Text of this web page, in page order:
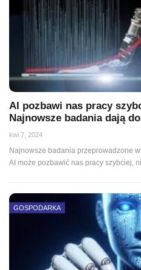
AI pozbawi nas pracy
Najnowsze badania dają
kwi 7, 2024
Najnowsze badania przeprowadzone
AI może pozbawić nas pracy szybciej,
GOSPODARKA